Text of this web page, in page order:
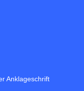
Anklageschrift